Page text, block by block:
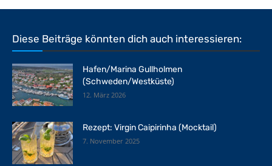
Diese Beiträge könnten dich auch interessieren:
Hafen/Marina Gullholmen
(Schweden/Westküste)
12. März 2026
Rezept: Virgin Caipirinha (Mocktail)
7. November 2025